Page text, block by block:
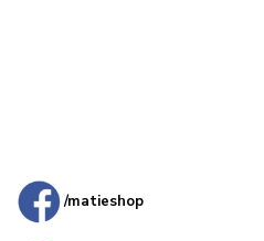
/matieshop